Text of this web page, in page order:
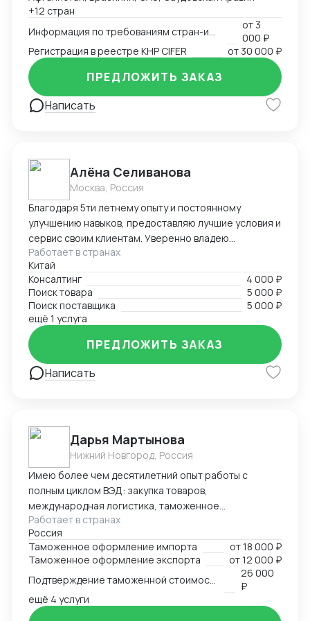
фумигаторами и т.д. Работа в ГИС Аргус-фито,
Меркурий, Цербер. Аттестация предприятия для
экспорта.
+12 стран
от 3
000 ₽
Регистрация в реестре КНР CIFER
от 30 000 ₽
Написать
ПРЕДЛОЖИТЬ ЗАКАЗ
Алёна Селиванова
Москва, Россия
Благодаря 5ти летнему опыту и постоянному
улучшению навыков, предоставляю лучшие условия и
сервис своим клиентам. Уверенно владею
несколькими языками, что позволяет эффективно
работать как с российскими, так и с китайскими
клиентами.
Работает в странах
Китай
Консалтинг
4 000 ₽
Поиск товара
5 000 ₽
Поиск поставщика
5 000 ₽
ещё 1 услуга
Написать
ПРЕДЛОЖИТЬ ЗАКАЗ
Дарья Мартынова
Нижний Новгород, Россия
Имею более чем десятилетний опыт работы с
полным циклом ВЭД: закупка товаров,
международная логистика, таможенное
оформление. Занимаю руководящую позицию
начальника отдела ВЭД в биохимическом холдинге.
Параллельно веду проекты в качестве консультанта
по ВЭД и таможенному оформлению. Успешный опыт
организации процессов таможенного оформления с
нуля, оптимизации существующих цепочек поставок,
автоматизации бизнес-процессов таможенного
Работает в странах
Россия
Таможенное оформление импорта
от18 000 ₽
Таможенное оформление экспорта
от12 000 ₽
26 000
₽
ещё 4 услуги